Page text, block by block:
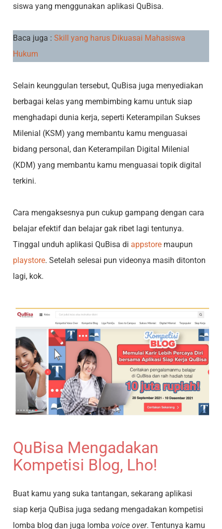
siswa yang menggunakan aplikasi QuBisa.
Baca juga :Skill yang harus Dikuasai Mahasiswa
Hukum
Selain keunggulan tersebut, QuBisa juga menyediakan
berbagai kelas yang membimbing kamu untuk siap
menghadapi dunia kerja, seperti Keterampilan Sukses
Milenial (KSM) yang membantu kamu menguasai
bidang personal, dan Keterampilan Digital Milenial
(KDM) yang membantu kamu menguasai topik digital
terkini.
Cara mengaksesnya pun cukup gampang dengan cara
belajar efektif dan belajar gak ribet lagi tentunya.
Tinggal unduh aplikasi QuBisa di appstore maupun
playstore. Setelah selesai pun videonya masih ditonton
lagi, kok.
QuBisa Mengadakan
Kompetisi Blog, Lho!
Buat kamu yang suka tantangan, sekarang aplikasi
siap kerja QuBisa juga sedang mengadakan kompetisi
lomba blog dan juga lomba voice over. Tentunya kamu